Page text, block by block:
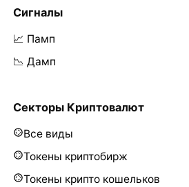
Сигналы
📈 Памп
📉 Дамп
Секторы Криптовалют
Все виды
Токены криптобирж
Токены крипто кошельков